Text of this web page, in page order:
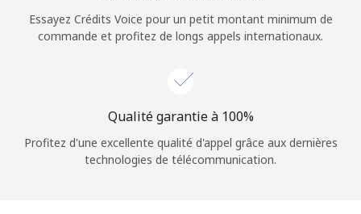
Continue avec
Essayez Crédits Voice pour un petit montant minimum de
commande et profitez de longs appels internationaux.
Qualité garantie à 100%
Profitez d'une excellente qualité d'appel grâce aux dernières
technologies de télécommunication.